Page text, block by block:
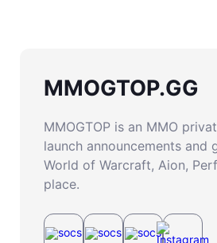
MMOGTOP.GG
MMOGTOP is an MMO
launch announcements and
World of Warcraft, Aion,
place.